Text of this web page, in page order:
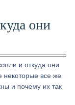
они
и откуда они
некоторые все же
и почему их так